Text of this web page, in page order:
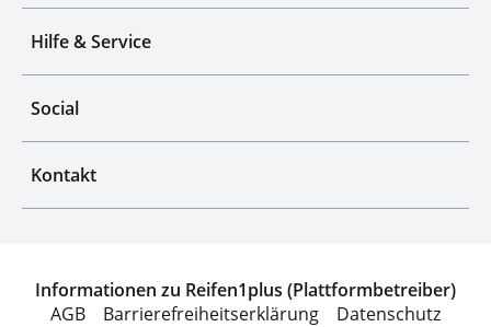
Hilfe & Service
Social
Kontakt
Informationen zu Reifen1plus (Plattformbetreiber)
AGB
Barrierefreiheitserklärung
Datenschutz